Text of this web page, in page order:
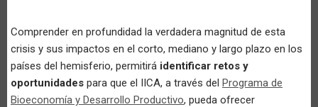
Comprender en profundidad la verdadera magnitud de esta
crisis y sus impactos en el corto, mediano y largo plazo en los
países del hemisferio, permitirá identificar retos y
oportunidades para que el IICA, a través del Programa de
Bioeconomía y Desarrollo Productivo, pueda ofrecer